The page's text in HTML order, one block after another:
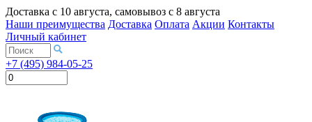
Доставка с 10 августа, самовывоз с 8 августа
Наши преимущества Доставка Оплата Акции Контакты
Личный кабинет
+7 (495) 984-05-25